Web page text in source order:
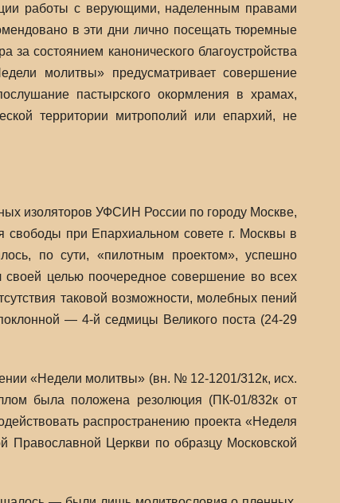
работы с верующими, наделенным правами
в эти дни лично посещать тюремные
состоянием канонического благоустройства
молитвы» предусматривает совершение
пастырского окормления в храмах,
территории митрополий или епархий, не
изоляторов УФСИН России по городу Москве,
при Епархиальном совете г. Москвы в
по сути, «пилотным проектом», успешно
целью поочередное совершение во всех
таковой возможности, молебных пений
— 4-й седмицы Великого поста (24-29
«Недели молитвы» (вн. № 12-1201/312к, исх.
была положена резолюция (ПК-01/832к от
распространению проекта «Неделя
Православной Церкви по образцу Московской